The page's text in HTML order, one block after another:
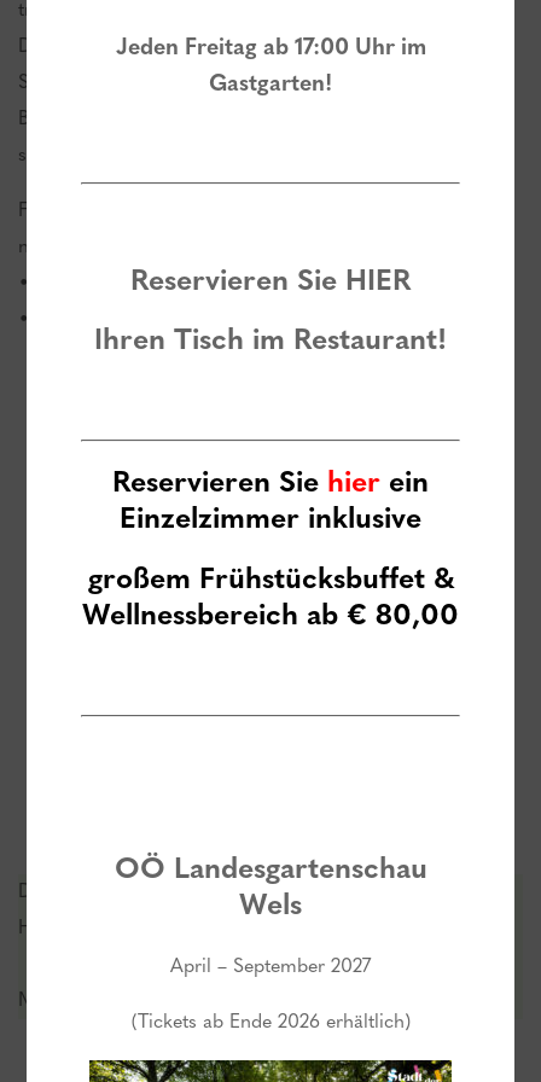
tragen zum „Natur-im-Wohnzimmer“ Ambiente bei.
Die vorgelagerte Sonnenterrasse ist genau das Richtige für
Sonnenanbeter, die die Ruhe abseits der überfüllten
Badeanstalten suchen und doch einen gewissen Standard
schätzen.
Folgende Einrichtungen stehen unseren Gästen außerdem
noch zur Verfügung:
• Aufenthaltsraum mit Granderwasserbar, TV und Video
• Fitnessstudio
Die Saunalandschaft ist ganzjährig in Betrieb und den
Hotelgästen oder Gästen von Nah und Fern zugänglich.
MO-SO & FT von 08.00 bis 23.00 Uhr
Jeden Freitag ab 17:00 Uhr im
Gastgarten!
Reservieren Sie HIER
Ihren Tisch im Restaurant!
Reservieren Sie hier ein
Einzelzimmer inklusive
großem Frühstücksbuffet &
Wellnessbereich ab € 80,00
OÖ Landesgartenschau
Wels
April – September 2027
(Tickets ab Ende 2026 erhältlich)